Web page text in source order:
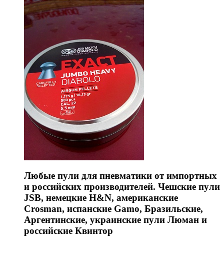
Любые пули для пневматики от импортных
и российских производителей. Чешские пули
JSB, немецкие H&N, американские
Crosman, испанские Gamo, Бразильские,
Аргентинские, украинские пули Люман и
российские Квинтор